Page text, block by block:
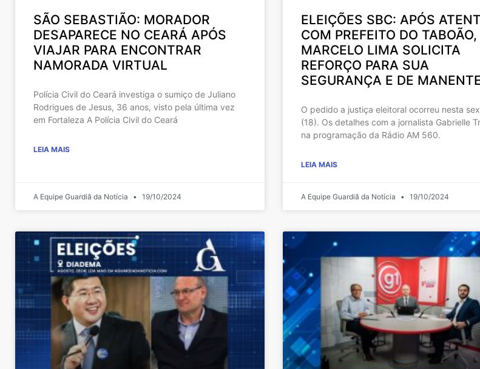
SÃO SEBASTIÃO: MORADOR
DESAPARECE NO CEARÁ APÓS
VIAJAR PARA ENCONTRAR
NAMORADA VIRTUAL
Polícia Civil do Ceará investiga o sumiço de Juliano
Rodrigues de Jesus, 36 anos, visto pela última vez
em Fortaleza A Polícia Civil do Ceará
LEIA MAIS
A Equipe Guardiã da Notícia 19/10/2024
ELEIÇÕES SBC: APÓS
COM PREFEITO DO TABOÃO,
MARCELO LIMA SOLICITA
REFORÇO PARA SUA
SEGURANÇA E DE
O pedido a justiça eleitoral ocorreu nesta
(18). Os detalhes com a jornalista Gabrielle
na programação da Rádio AM 560.
LEIA MAIS
A Equipe Guardiã da Notícia 19/10/2024